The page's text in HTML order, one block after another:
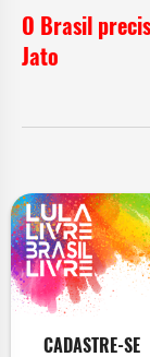
O Brasil
Jato
CADASTRE-SE